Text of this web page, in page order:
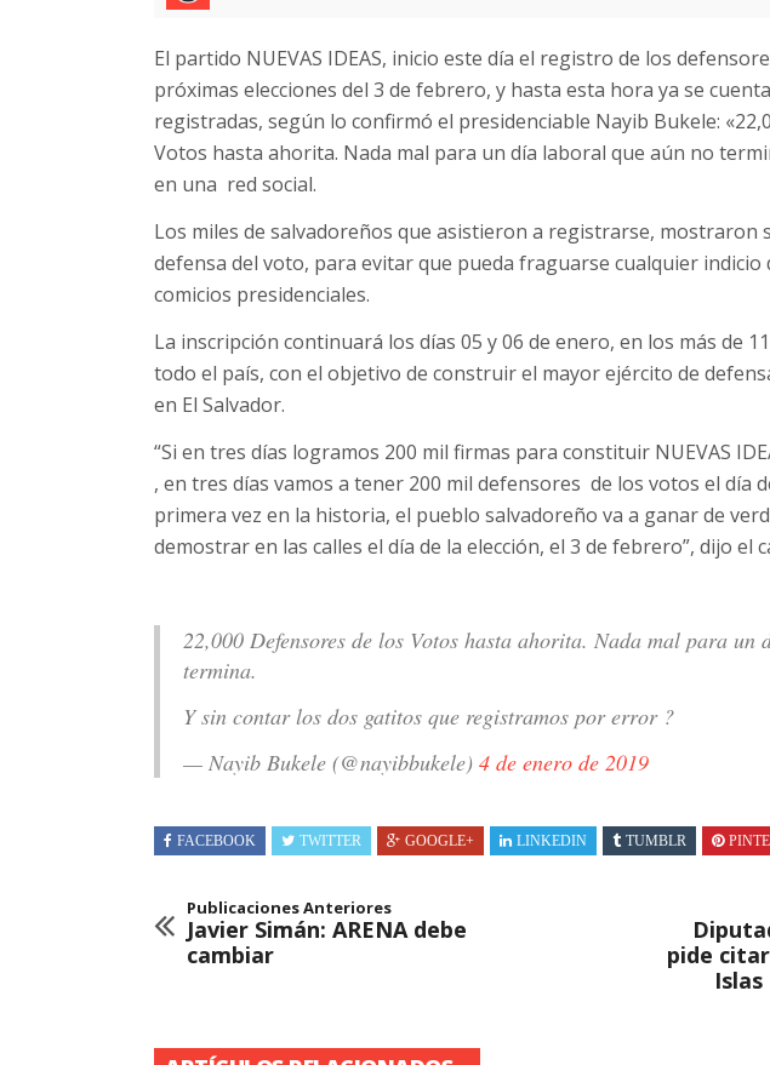
El partido NUEVAS IDEAS, inicio este día el registro de los
próximas elecciones del 3 de febrero, y hasta esta hora ya se
registradas, según lo confirmó el presidenciable Nayib Bukele:
Votos hasta ahorita. Nada mal para un día laboral que aún no
en una red social.
Los miles de salvadoreños que asistieron a registrarse, mostraron
defensa del voto, para evitar que pueda fraguarse cualquier indicio
comicios presidenciales.
La inscripción continuará los días 05 y 06 de enero, en los más de
todo el país, con el objetivo de construir el mayor ejército de
en El Salvador.
“Si en tres días logramos 200 mil firmas para constituir NUEVAS
, en tres días vamos a tener 200 mil defensores de los votos el día
primera vez en la historia, el pueblo salvadoreño va a ganar de
demostrar en las calles el día de la elección, el 3 de febrero”, dijo el
22,000 Defensores de los Votos hasta ahorita. Nada mal para un
termina.
Y sin contar los dos gatitos que registramos por error ?
— Nayib Bukele (@nayibbukele) 4 de enero de 2019
FACEBOOK TWITTER GOOGLE+ LINKEDIN TUMBLR
Publicaciones Anteriores
Javier Simán: ARENA debe
cambiar
pide